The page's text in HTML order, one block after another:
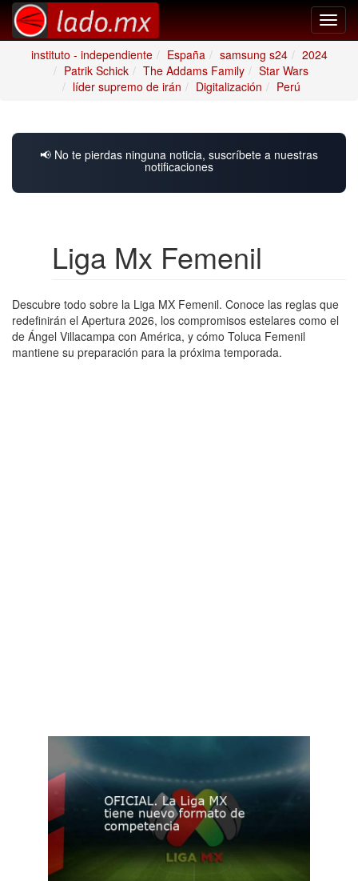
instituto - independiente
España samsung s24
2024
Patrik Schick
The Addams Family
Star Wars
líder supremo de irán
Digitalización Perú
📢 No te pierdas ninguna noticia, suscríbete a nuestras
notificaciones
Liga Mx Femenil
Descubre todo sobre la Liga MX Femenil. Conoce las reglas que
redefinirán el Apertura 2026, los compromisos estelares como el
de Ángel Villacampa con América, y cómo Toluca Femenil
mantiene su preparación para la próxima temporada.